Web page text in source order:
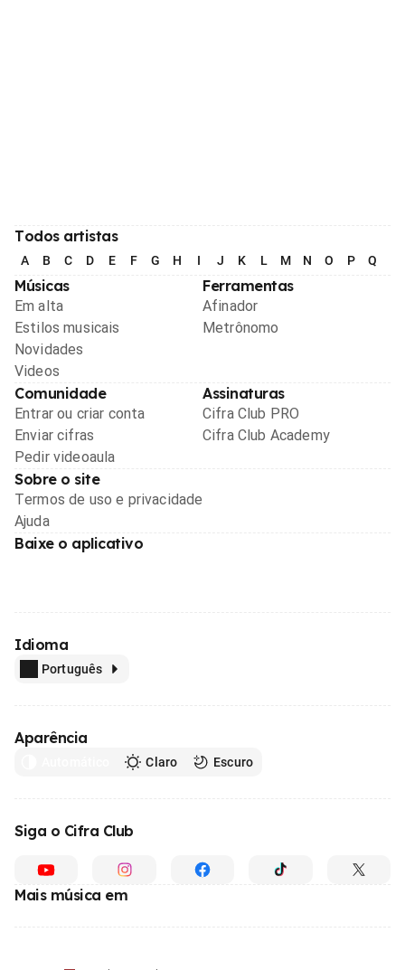
Todos artistas
A B C D E F G H I J K L M N O P Q
Músicas
Em alta
Estilos musicais
Novidades
Videos
Ferramentas
Afinador
Metrônomo
Comunidade
Entrar ou criar conta
Enviar cifras
Pedir videoaula
Assinaturas
Cifra Club PRO
Cifra Club Academy
Sobre o site
Termos de uso e privacidade
Ajuda
Baixe o aplicativo
Idioma
Português
Aparência
Claro Escuro
Siga o Cifra Club
Mais música em